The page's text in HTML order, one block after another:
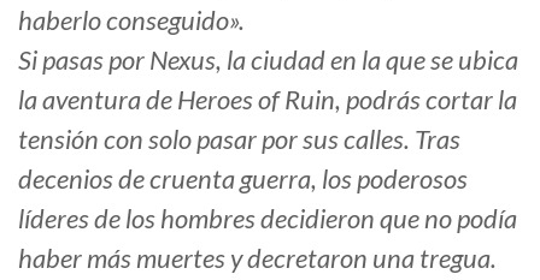
haberlo conseguido».
Si pasas por Nexus, la ciudad en la que se ubica
la aventura de Heroes of Ruin, podrás cortar la
tensión con solo pasar por sus calles. Tras
decenios de cruenta guerra, los poderosos
líderes de los hombres decidieron que no podía
haber más muertes y decretaron una tregua.